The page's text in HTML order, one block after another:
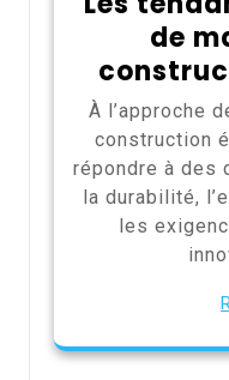
de
À l’approche
construction
répondre à des
la durabilité,
les